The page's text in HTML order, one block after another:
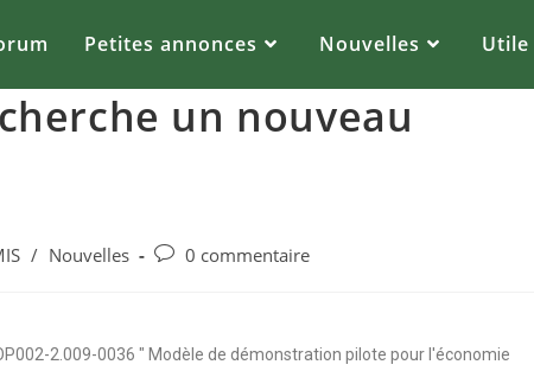
Petites annonces Nouvelles Utile
un nouveau
/ Nouvelles 0 commentaire
2.009-0036 " Modèle de démonstration pilote pour l'économie